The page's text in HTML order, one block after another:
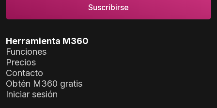
Herramienta M360
Funciones
Precios
Contacto
Obtén M360 gratis
Iniciar sesión